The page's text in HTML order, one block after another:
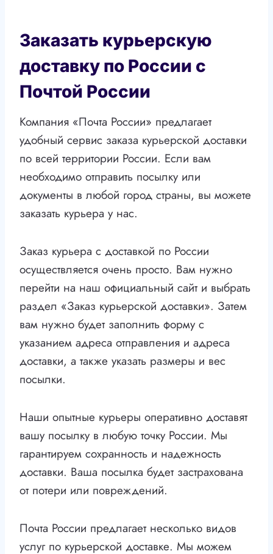
Заказать курьерскую
доставку по России с
Почтой России
Компания «Почта России» предлагает
удобный сервис заказа курьерской доставки
по всей территории России. Если вам
необходимо отправить посылку или
документы в любой город страны, вы можете
заказать курьера у нас.
Заказ курьера с доставкой по России
осуществляется очень просто. Вам нужно
перейти на наш официальный сайт и выбрать
раздел «Заказ курьерской доставки». Затем
вам нужно будет заполнить форму с
указанием адреса отправления и адреса
доставки, а также указать размеры и вес
посылки.
Наши опытные курьеры оперативно доставят
вашу посылку в любую точку России. Мы
гарантируем сохранность и надежность
доставки. Ваша посылка будет застрахована
от потери или повреждений.
Почта России предлагает несколько видов
услуг по курьерской доставке. Мы можем